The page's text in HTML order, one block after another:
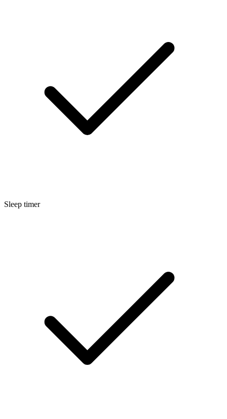
Sleep timer